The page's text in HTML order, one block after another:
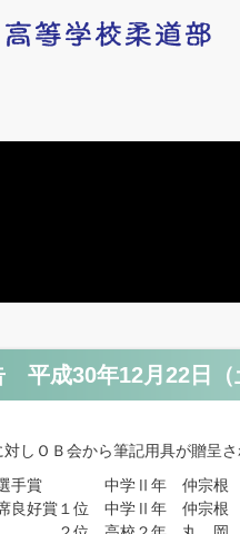
平成30年12月22日（
対しＯＢ会から筆記用具が贈呈
手賞
中学Ⅱ年 仲宗
良好賞 １位 中学Ⅱ年
仲宗